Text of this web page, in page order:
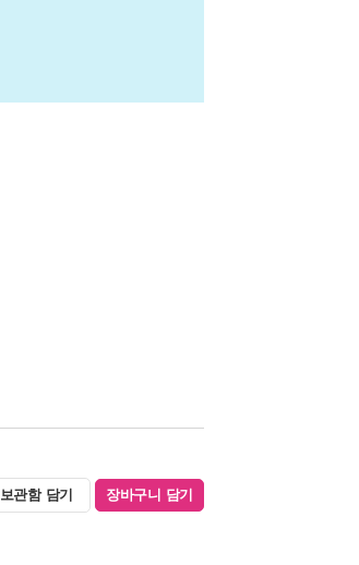
보관함 담기 장바구니 담기